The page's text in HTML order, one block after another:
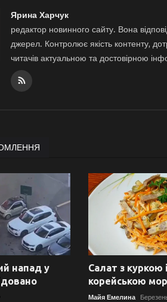
Ярина Харчук
редактор новинного сайту. Вона
джерел. Контролює якість контенту,
читачів актуальною та достовірною
напад у
Салат з куркою і
корейською
Майя Емелина